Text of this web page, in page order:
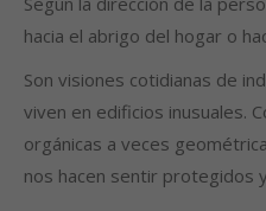
hacia el abrigo del hogar o
Son visiones cotidianas de
viven en edificios inusuales.
orgánicas a veces
nos hacen sentir protegidos